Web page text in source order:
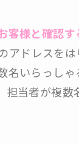
客様と確認す
アドレスを
名いらっし
担当者が複